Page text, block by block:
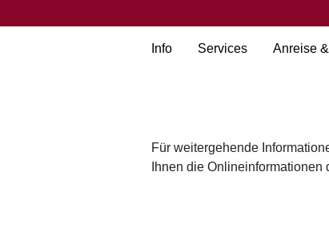
Info Services Anreise
Für weitergehende
Ihnen die